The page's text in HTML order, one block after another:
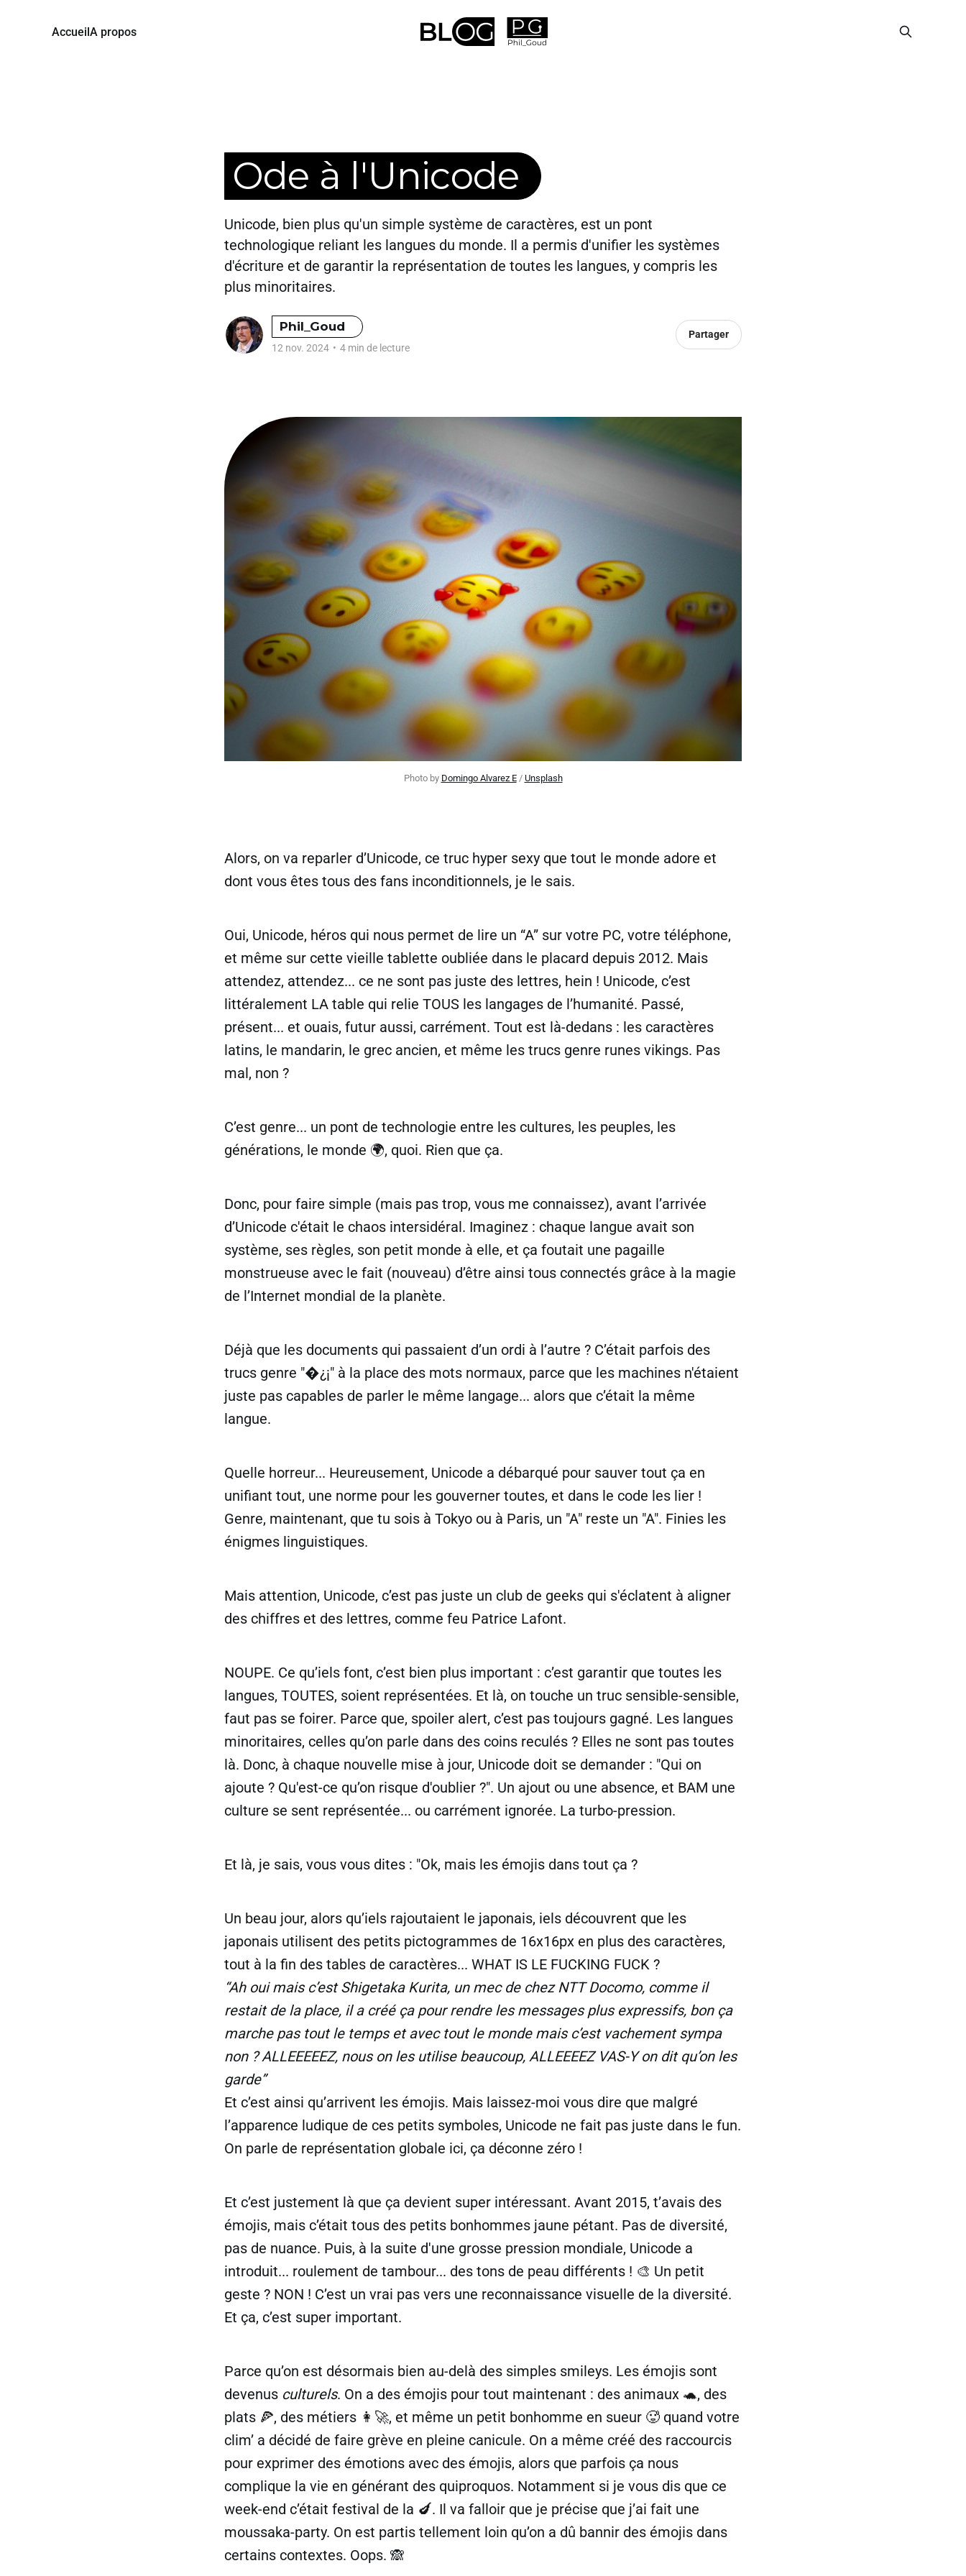
AccueilA propos
Ode à l'Unicode
Unicode, bien plus qu'un simple système de caractères, est un pont
technologique reliant les langues du monde. Il a permis d'unifier les systèmes
d'écriture et de garantir la représentation de toutes les langues, y compris les
plus minoritaires.
Phil_Goud
12 nov. 2024 • 4 min de lecture
Partager
Photo by Domingo Alvarez E / Unsplash
Alors, on va reparler d’Unicode, ce truc hyper sexy que tout le monde adore et
dont vous êtes tous des fans inconditionnels, je le sais.
Oui, Unicode, héros qui nous permet de lire un “A” sur votre PC, votre téléphone,
et même sur cette vieille tablette oubliée dans le placard depuis 2012. Mais
attendez, attendez... ce ne sont pas juste des lettres, hein ! Unicode, c’est
littéralement LA table qui relie TOUS les langages de l’humanité. Passé,
présent... et ouais, futur aussi, carrément. Tout est là-dedans : les caractères
latins, le mandarin, le grec ancien, et même les trucs genre runes vikings. Pas
mal, non ?
C’est genre... un pont de technologie entre les cultures, les peuples, les
générations, le monde 🌍, quoi. Rien que ça.
Donc, pour faire simple (mais pas trop, vous me connaissez), avant l’arrivée
d’Unicode c'était le chaos intersidéral. Imaginez : chaque langue avait son
système, ses règles, son petit monde à elle, et ça foutait une pagaille
monstrueuse avec le fait (nouveau) d’être ainsi tous connectés grâce à la magie
de l’Internet mondial de la planète.
Déjà que les documents qui passaient d’un ordi à l’autre ? C’était parfois des
trucs genre "�¿¡" à la place des mots normaux, parce que les machines n'étaient
juste pas capables de parler le même langage... alors que c’était la même
langue.
Quelle horreur... Heureusement, Unicode a débarqué pour sauver tout ça en
unifiant tout, une norme pour les gouverner toutes, et dans le code les lier !
Genre, maintenant, que tu sois à Tokyo ou à Paris, un "A" reste un "A". Finies les
énigmes linguistiques.
Mais attention, Unicode, c’est pas juste un club de geeks qui s'éclatent à aligner
des chiffres et des lettres, comme feu Patrice Lafont.
NOUPE. Ce qu’iels font, c’est bien plus important : c’est garantir que toutes les
langues, TOUTES, soient représentées. Et là, on touche un truc sensible-sensible,
faut pas se foirer. Parce que, spoiler alert, c’est pas toujours gagné. Les langues
minoritaires, celles qu’on parle dans des coins reculés ? Elles ne sont pas toutes
là. Donc, à chaque nouvelle mise à jour, Unicode doit se demander : "Qui on
ajoute ? Qu'est-ce qu’on risque d'oublier ?". Un ajout ou une absence, et BAM une
culture se sent représentée... ou carrément ignorée. La turbo-pression.
Et là, je sais, vous vous dites : "Ok, mais les émojis dans tout ça ?
Un beau jour, alors qu’iels rajoutaient le japonais, iels découvrent que les
japonais utilisent des petits pictogrammes de 16x16px en plus des caractères,
tout à la fin des tables de caractères... WHAT IS LE FUCKING FUCK ?
“Ah oui mais c’est Shigetaka Kurita, un mec de chez NTT Docomo, comme il
restait de la place, il a créé ça pour rendre les messages plus expressifs, bon ça
marche pas tout le temps et avec tout le monde mais c’est vachement sympa
non ? ALLEEEEEZ, nous on les utilise beaucoup, ALLEEEEZ VAS-Y on dit qu’on les
garde”
Et c’est ainsi qu’arrivent les émojis. Mais laissez-moi vous dire que malgré
l’apparence ludique de ces petits symboles, Unicode ne fait pas juste dans le fun.
On parle de représentation globale ici, ça déconne zéro !
Et c’est justement là que ça devient super intéressant. Avant 2015, t’avais des
émojis, mais c’était tous des petits bonhommes jaune pétant. Pas de diversité,
pas de nuance. Puis, à la suite d'une grosse pression mondiale, Unicode a
introduit... roulement de tambour... des tons de peau différents ! 🎨 Un petit
geste ? NON ! C’est un vrai pas vers une reconnaissance visuelle de la diversité.
Et ça, c’est super important.
Parce qu’on est désormais bien au-delà des simples smileys. Les émojis sont
devenus culturels. On a des émojis pour tout maintenant : des animaux 🐢, des
plats 🍕, des métiers 👩‍🚀, et même un petit bonhomme en sueur 🥵 quand votre
clim’ a décidé de faire grève en pleine canicule. On a même créé des raccourcis
pour exprimer des émotions avec des émojis, alors que parfois ça nous
complique la vie en générant des quiproquos. Notamment si je vous dis que ce
week-end c’était festival de la 🍆. Il va falloir que je précise que j’ai fait une
moussaka-party. On est partis tellement loin qu’on a dû bannir des émojis dans
certains contextes. Oops. 🙈